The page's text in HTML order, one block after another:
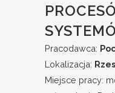
Pracodawca:
Lokalizacja:
Miejsce pracy: